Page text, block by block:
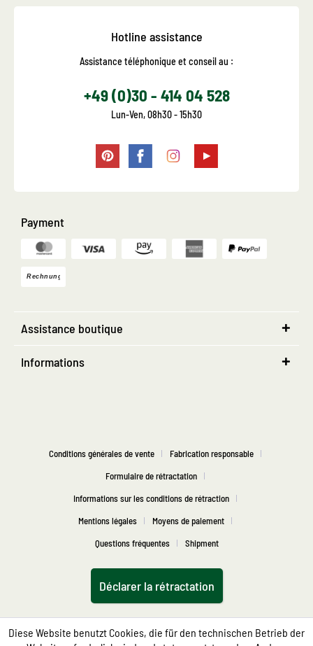
Hotline assistance
Assistance téléphonique et conseil au :
+49 (0)30 - 414 04 528
Lun-Ven, 08h30 - 15h30
Payment
Assistance boutique
Informations
Conditions générales de vente
Fabrication responsable
Formulaire de rétractation
Informations sur les conditions de rétraction
Mentions légales
Moyens de paiement
Questions fréquentes
Shipment
Déclarer la rétractation
Diese Website benutzt Cookies, die für den technischen Betrieb der